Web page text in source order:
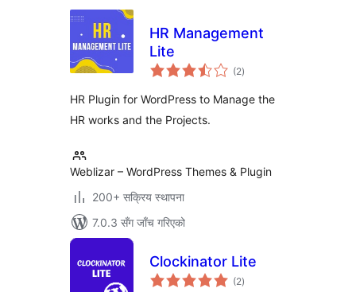
HR Management
Lite
(2कुल
रेटिङ्गहरू
)
HR Plugin for WordPress to Manage the
HR works and the Projects.
Weblizar – WordPress Themes & Plugin
200+ सक्रिय स्थापना
7.0.3 सँग जाँच गरिएको
Clockinator Lite
(2कुल
रेटिङ्गहरू
)